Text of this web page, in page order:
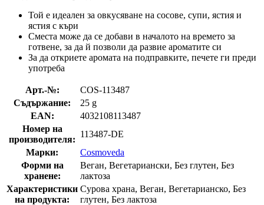
Той е идеален за овкусяване на сосове, супи, ястия и
ястия с къри
Сместа може да се добави в началото на времето за
готвене, за да й позволи да развие ароматите си
За да откриете аромата на подправките, печете ги преди
употреба
Арт.-№:
COS-113487
Съдържание:
25 g
EAN:
4032108113487
Номер на
производителя:
113487-DE
Марки:
Cosmoveda
Форми на
хранене:
Веган, Вегетариански, Без глутен, Без
лактоза
Характеристики
на продукта:
Сурова храна, Веган, Вегетарианско, Без
глутен, Без лактоза